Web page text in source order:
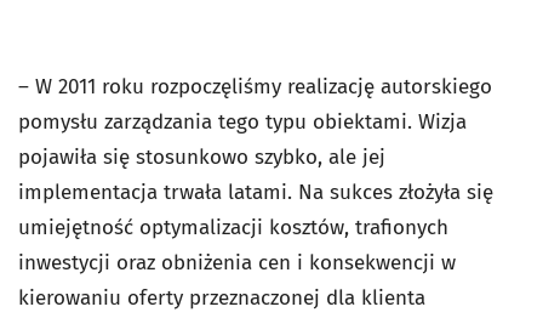
– W 2011 roku rozpoczęliśmy realizację autorskiego
pomysłu zarządzania tego typu obiektami. Wizja
pojawiła się stosunkowo szybko, ale jej
implementacja trwała latami. Na sukces złożyła się
umiejętność optymalizacji kosztów, trafionych
inwestycji oraz obniżenia cen i konsekwencji w
kierowaniu oferty przeznaczonej dla klienta